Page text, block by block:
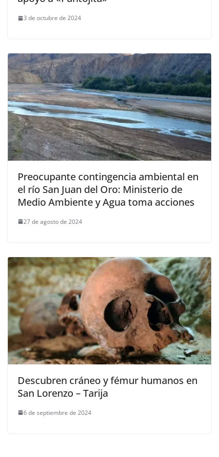
3 de octubre de 2024
Preocupante contingencia ambiental en
el río San Juan del Oro: Ministerio de
Medio Ambiente y Agua toma acciones
27 de agosto de 2024
Descubren cráneo y fémur humanos en
San Lorenzo – Tarija
6 de septiembre de 2024